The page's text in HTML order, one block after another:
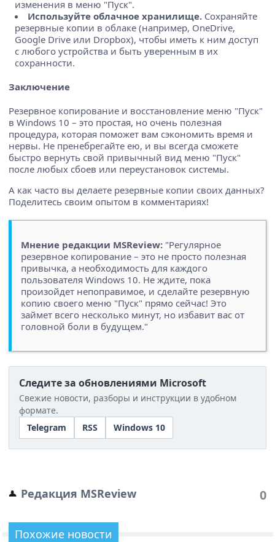
изменения в меню "Пуск".
Используйте облачное хранилище. Сохраняйте
резервные копии в облаке (например, OneDrive,
Google Drive или Dropbox), чтобы иметь к ним доступ
с любого устройства и быть уверенным в их
сохранности.
Заключение
Резервное копирование и восстановление меню "Пуск"
в Windows 10 – это простая, но очень полезная
процедура, которая поможет вам сэкономить время и
нервы. Не пренебрегайте ею, и вы всегда сможете
быстро вернуть свой привычный вид меню "Пуск"
после любых сбоев или переустановок системы.
А как часто вы делаете резервные копии своих данных?
Поделитесь своим опытом в комментариях!
Мнение редакции MSReview: "Регулярное
резервное копирование – это не просто полезная
привычка, а необходимость для каждого
пользователя Windows 10. Не ждите, пока
произойдет непоправимое, и сделайте резервную
копию своего меню "Пуск" прямо сейчас! Это
займет всего несколько минут, но избавит вас от
головной боли в будущем."
Следите за обновлениями Microsoft
Свежие новости, разборы и инструкции в удобном
формате.
Telegram
RSS Windows 10
Редакция MSReview 0
Похожие новости